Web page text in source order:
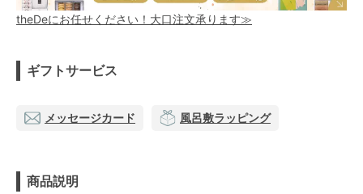
theDeにお任せください！大口注文承ります≫
ギフトサービス
メッセージカード 風呂敷ラッピング
商品説明